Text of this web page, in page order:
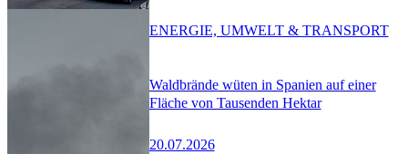
Waldbrände wüten in Spanien auf einer
Fläche von Tausenden Hektar
20.07.2026
ENERGIE, UMWELT & TRANSPORT